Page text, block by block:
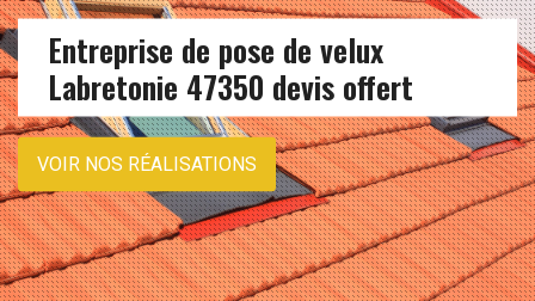
Entreprise de pose de velux
Labretonie 47350 devis offert
VOIR NOS RÉALISATIONS